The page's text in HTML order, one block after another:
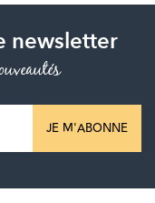
newsletter
JE M'ABONNE